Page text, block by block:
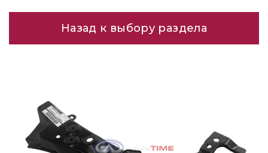
Назад к выбору раздела